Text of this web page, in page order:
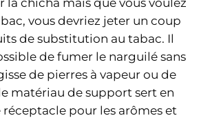
vous devriez jeter un coup
de substitution au tabac. Il
de fumer le narguilé sans
de pierres à vapeur ou de
matériau de support sert en
pour les arômes et